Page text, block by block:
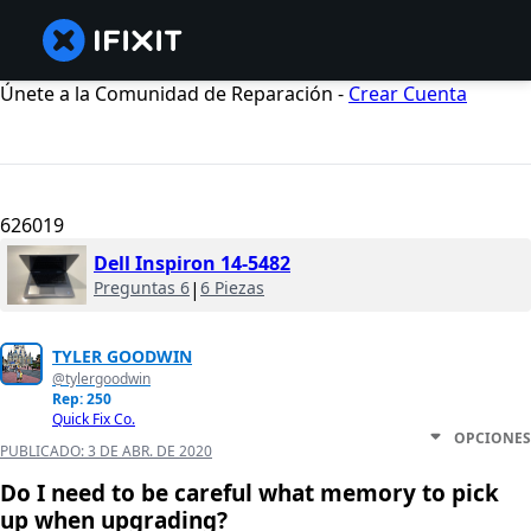
Únete a la Comunidad de Reparación - Crear Cuenta
626019
Dell Inspiron 14-5482
Preguntas 6| 6 Piezas
TYLER GOODWIN
@tylergoodwin
Rep: 250
Quick Fix Co.
PUBLICADO:3 DE ABR. DE 2020
OPCIONES
Do I need to be careful what memory to pick
up when upgrading?